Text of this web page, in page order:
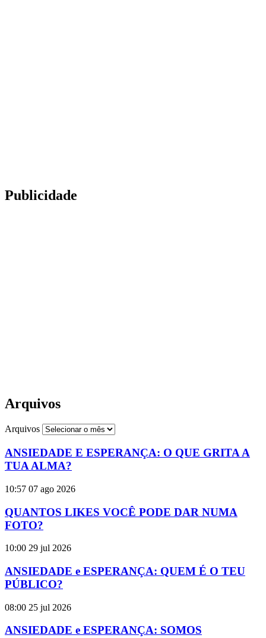
Publicidade
Arquivos
Arquivos
ANSIEDADE E ESPERANÇA: O QUE GRITA A
TUA ALMA?
10:57 07 ago 2026
QUANTOS LIKES VOCÊ PODE DAR NUMA
FOTO?
10:00 29 jul 2026
ANSIEDADE e ESPERANÇA: QUEM É O TEU
PÚBLICO?
08:00 25 jul 2026
ANSIEDADE e ESPERANÇA: SOMOS